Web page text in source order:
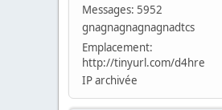
Messages: 5952
gnagnagnagnagnadtcs
Emplacement:
http://tinyurl.com/d4hre
IP archivée